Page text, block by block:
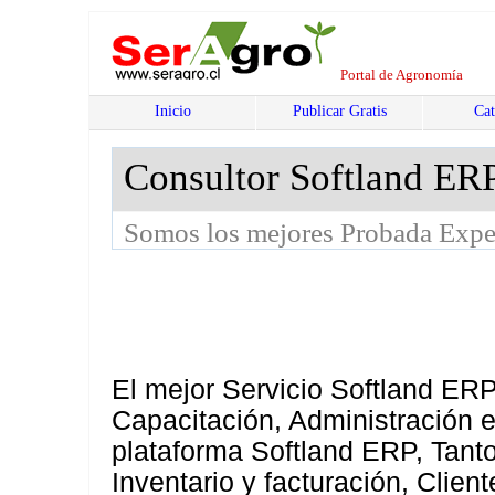
Portal de Agronomía
Inicio Publicar Gratis
Consultor Softland
Somos los mejores Probada
El mejor Servicio Softland
Capacitación, Administración
plataforma Softland ERP,
Inventario y facturación,